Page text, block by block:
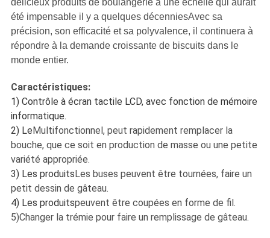
délicieux produits de boulangerie à une échelle qui aurait
été impensable il y a quelques décenniesAvec sa
précision, son efficacité et sa polyvalence, il continuera à
répondre à la demande croissante de biscuits dans le
monde entier.
Caractéristiques:
1) Contrôle à écran tactile LCD, avec fonction de mémoire
informatique.
2) Le Multifonctionnel, peut rapidement remplacer la
bouche, que ce soit en production de masse ou une petite
variété appropriée.
3) Les produits Les buses peuvent être tournées, faire un
petit dessin de gâteau.
4) Les produitspeuvent être coupées en forme de fil.
5)Changer la trémie pour faire un remplissage de gâteau.